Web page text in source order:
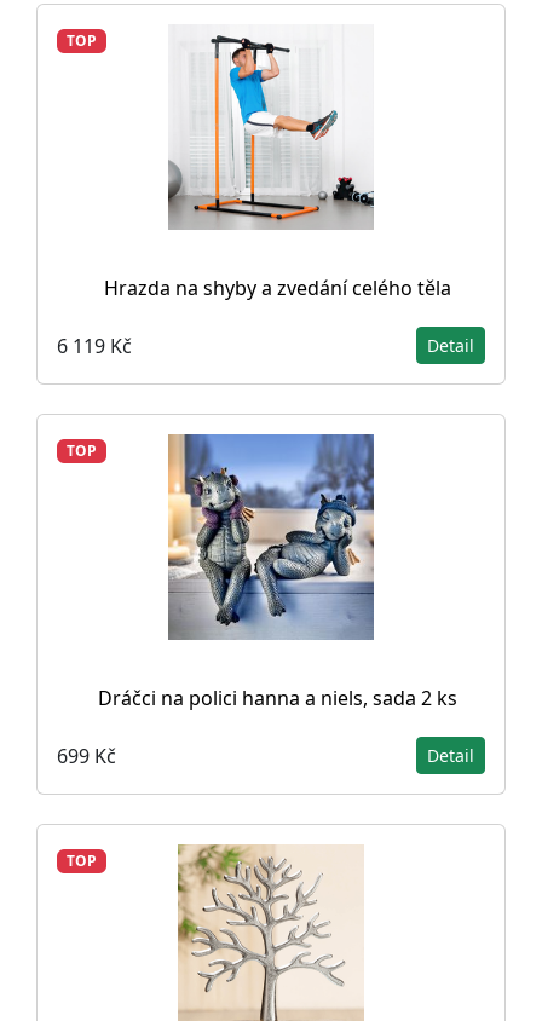
TOP
Hrazda na shyby a zvedání celého těla
6 119 Kč Detail
TOP
Dráčci na polici hanna a niels, sada 2 ks
699 Kč Detail
TOP